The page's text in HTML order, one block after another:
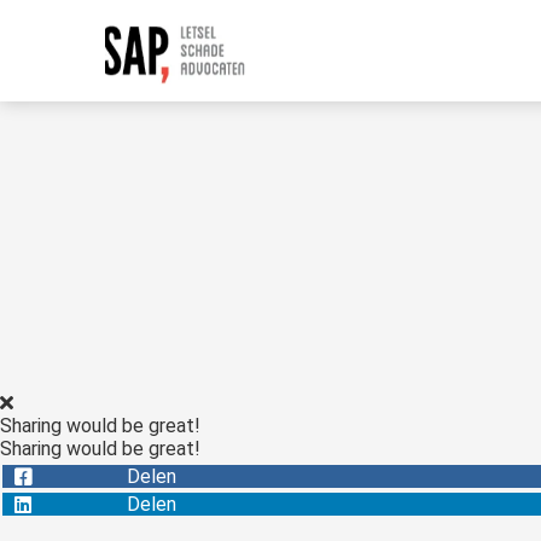
Sharing would be great!
Sharing would be great!
Delen
Delen